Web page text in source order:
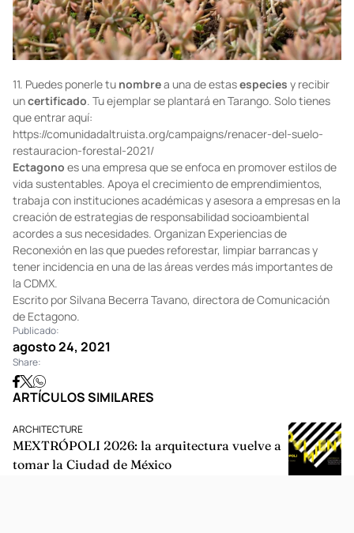
11. Puedes ponerle tu nombrea una de estasespecies y recibir
uncertificado. Tu ejemplar se plantará en Tarango. Solo tienes
que entrar aquí:
https://comunidadaltruista.org/campaigns/renacer-del-suelo-
restauracion-forestal-2021/
Ectagono es una empresa que se enfoca en promover estilos de
vida sustentables. Apoya el crecimiento de emprendimientos,
trabaja con instituciones académicas y asesora a empresas en la
creación de estrategias de responsabilidad socioambiental
acordes a sus necesidades. Organizan Experiencias de
Reconexión en las que puedes reforestar, limpiar barrancas y
tener incidencia en una de las áreas verdes más importantes de
la CDMX.
Escrito por Silvana Becerra Tavano, directora de Comunicación
de Ectagono.
Publicado:
agosto 24, 2021
Share:
ARTÍCULOS SIMILARES
ARCHITECTURE
MEXTRÓPOLI 2026: la arquitectura vuelve a
tomar la Ciudad de México